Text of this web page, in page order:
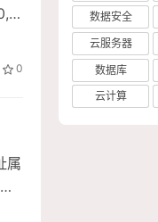
0
属
数据安全
云服务器
数据库
云计算